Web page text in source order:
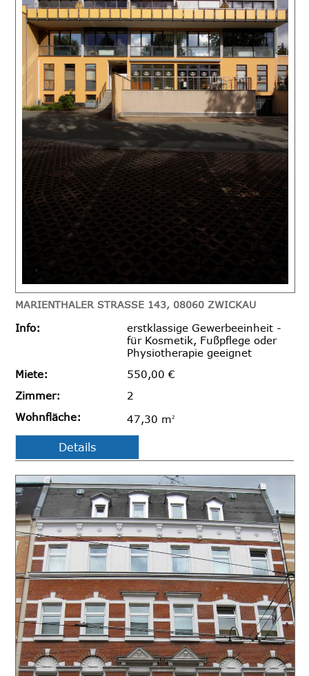
MARIENTHALER STRASSE 143, 08060 ZWICKAU
Info:
erstklassige Gewerbeeinheit -
für Kosmetik, Fußpflege oder
Physiotherapie geeignet
Miete:
550,00 €
Zimmer:
2
Wohnfläche:
47,30 m2
Details